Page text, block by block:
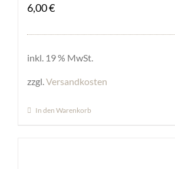
6,00€
inkl. 19 % MwSt.
zzgl. Versandkosten
In den Warenkorb